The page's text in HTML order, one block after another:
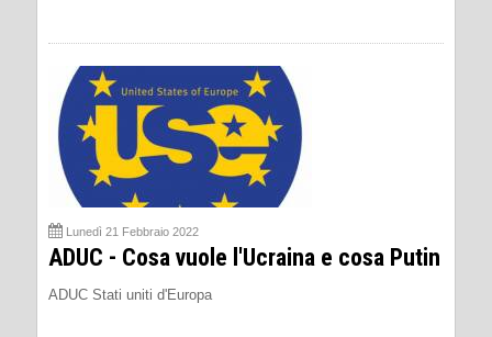
Lunedì 21 Febbraio 2022
ADUC - Cosa vuole l'Ucraina e cosa Putin
ADUC Stati uniti d'Europa